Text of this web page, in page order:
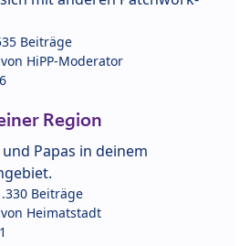
Beiträge
HiPP-Moderator
Region
Papas in deinem
Beiträge
Heimatstadt